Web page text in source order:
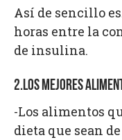
Así de sencillo
horas entre la
de insulina.
2.LOS MEJORES
-Los alimentos
dieta que sean